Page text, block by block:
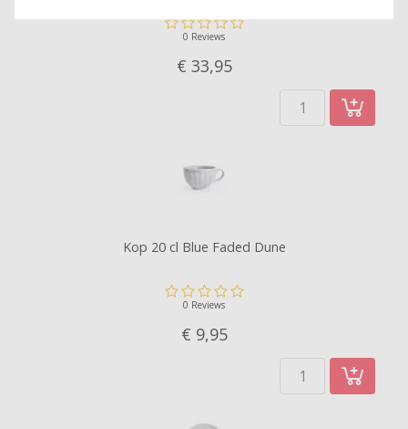
0 Reviews
€ 33,95
Kop 20 cl Blue Faded Dune
0 Reviews
€ 9,95